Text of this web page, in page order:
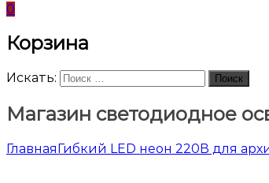
0
Корзина
Искать: Поиск
Магазин светодиодное
ГлавнаяГибкий LED неон 220В для